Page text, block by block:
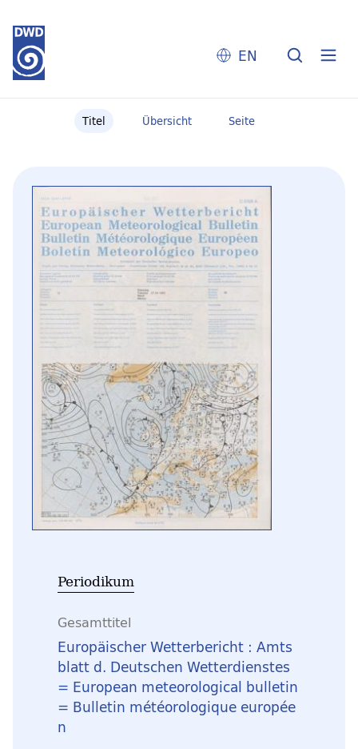
EN
Titel Übersicht Seite
Periodikum
Gesamttitel
Europäischer Wetterbericht : Amts
blatt d. Deutschen Wetterdienstes
= European meteorological bulletin
= Bulletin météorologique europée
n